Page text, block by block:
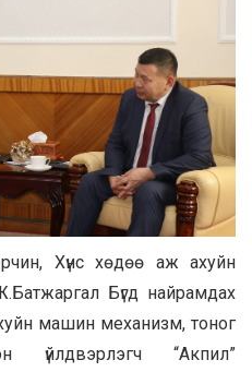
Хүнс хөдөө аж ахуйн
Бүгд найрамдах
машин механизм, тоног
үйлдвэрлэгч “Акпил”